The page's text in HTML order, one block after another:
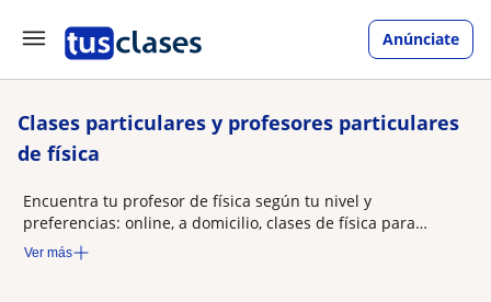
Anúnciate
Clases particulares y profesores particulares
de física
Encuentra tu profesor de física según tu nivel y
preferencias: online, a domicilio, clases de física para
niños…
Ver más